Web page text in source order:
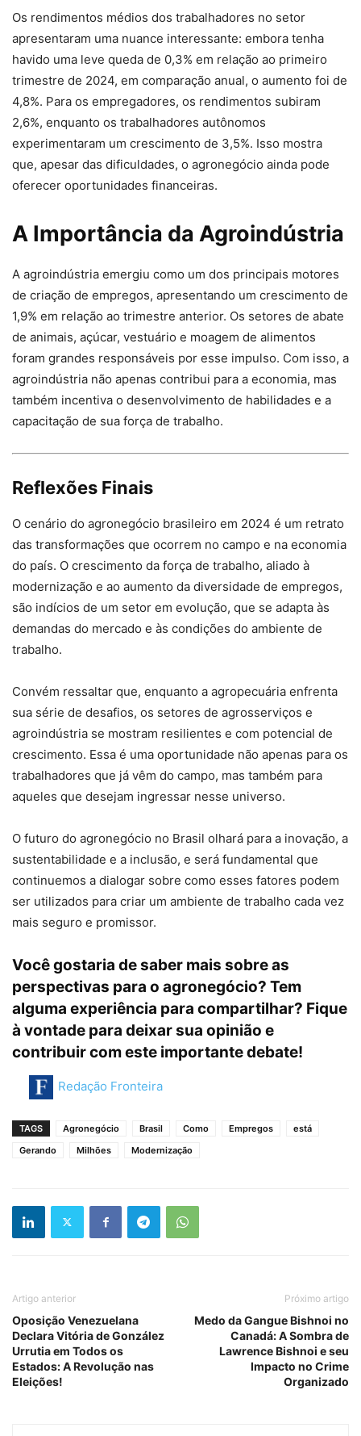
Os rendimentos médios dos trabalhadores no setor
apresentaram uma nuance interessante: embora tenha
havido uma leve queda de 0,3% em relação ao primeiro
trimestre de 2024, em comparação anual, o aumento foi de
4,8%. Para os empregadores, os rendimentos subiram
2,6%, enquanto os trabalhadores autônomos
experimentaram um crescimento de 3,5%. Isso mostra
que, apesar das dificuldades, o agronegócio ainda pode
oferecer oportunidades financeiras.
A Importância da Agroindústria
A agroindústria emergiu como um dos principais motores
de criação de empregos, apresentando um crescimento de
1,9% em relação ao trimestre anterior. Os setores de abate
de animais, açúcar, vestuário e moagem de alimentos
foram grandes responsáveis por esse impulso. Com isso, a
agroindústria não apenas contribui para a economia, mas
também incentiva o desenvolvimento de habilidades e a
capacitação de sua força de trabalho.
Reflexões Finais
O cenário do agronegócio brasileiro em 2024 é um retrato
das transformações que ocorrem no campo e na economia
do país. O crescimento da força de trabalho, aliado à
modernização e ao aumento da diversidade de empregos,
são indícios de um setor em evolução, que se adapta às
demandas do mercado e às condições do ambiente de
trabalho.
Convém ressaltar que, enquanto a agropecuária enfrenta
sua série de desafios, os setores de agrosserviços e
agroindústria se mostram resilientes e com potencial de
crescimento. Essa é uma oportunidade não apenas para os
trabalhadores que já vêm do campo, mas também para
aqueles que desejam ingressar nesse universo.
O futuro do agronegócio no Brasil olhará para a inovação, a
sustentabilidade e a inclusão, e será fundamental que
continuemos a dialogar sobre como esses fatores podem
ser utilizados para criar um ambiente de trabalho cada vez
mais seguro e promissor.
Você gostaria de saber mais sobre as
perspectivas para o agronegócio? Tem
alguma experiência para compartilhar? Fique
à vontade para deixar sua opinião e
contribuir com este importante debate!
Redação Fronteira
TAGS Agronegócio Brasil Como Empregos
está
Gerando
Milhões Modernização
Artigo anterior
Oposição Venezuelana
Declara Vitória de González
Urrutia em Todos os
Estados: A Revolução nas
Eleições!
Próximo artigo
Medo da Gangue Bishnoi no
Canadá: A Sombra de
Lawrence Bishnoi e seu
Impacto no Crime
Organizado